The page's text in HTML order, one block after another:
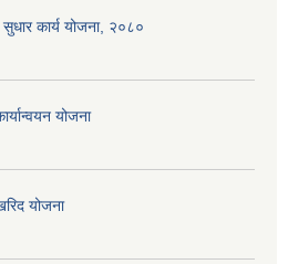
कार्य योजना, २०८०
योजना
योजना